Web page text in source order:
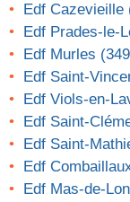
Edf Cazevieille
Edf Prades-le-
Edf Murles
Edf Saint-
Edf Viols-en-
Edf Saint-
Edf Saint-
Edf
Edf Mas-de-